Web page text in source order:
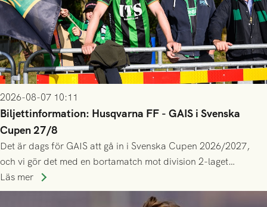
2026-08-07 10:11
Biljettinformation: Husqvarna FF - GAIS i Svenska
Cupen 27/8
Det är dags för GAIS att gå in i Svenska Cupen 2026/2027,
och vi gör det med en bortamatch mot division 2-laget
Husqvarna FF. Häng med och stötta grönsvart på plats!
Läs mer